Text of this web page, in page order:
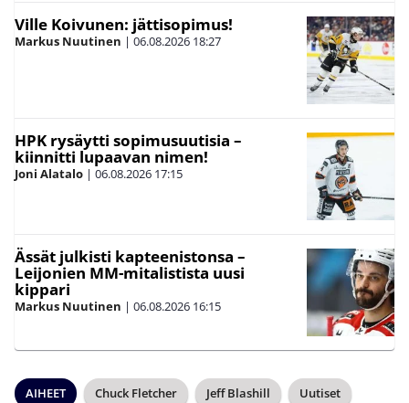
Ville Koivunen: jättisopimus!
Markus Nuutinen | 06.08.2026 18:27
HPK rysäytti sopimusuutisia –
kiinnitti lupaavan nimen!
Joni Alatalo | 06.08.2026 17:15
Ässät julkisti kapteenistonsa –
Leijonien MM-mitalistista uusi
kippari
Markus Nuutinen | 06.08.2026 16:15
AIHEET Chuck Fletcher Jeff Blashill Uutiset